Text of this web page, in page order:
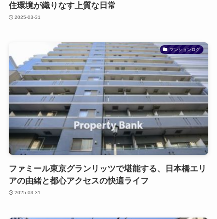
住環境が織りなす上質な日常
2025-03-31
マンションログ
ファミール東京グランリッツで堪能する、日本橋エリ
アの由緒と都心アクセスの快適ライフ
2025-03-31